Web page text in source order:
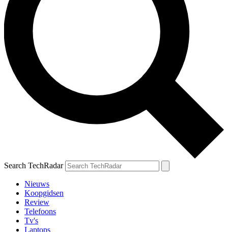
Search TechRadar
Nieuws
Koopgidsen
Review
Telefoons
Tv's
Laptops